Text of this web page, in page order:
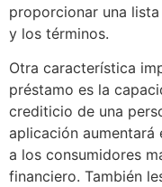
proporcionar una
y los términos.
Otra característica
préstamo es la
crediticio de una
aplicación
a los consumidores
financiero. También